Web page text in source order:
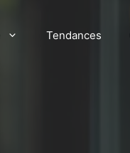
Tendances